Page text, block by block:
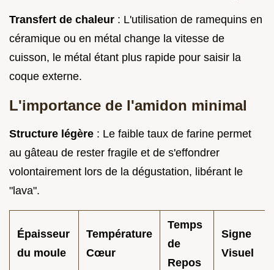
Transfert de chaleur : L'utilisation de ramequins en
céramique ou en métal change la vitesse de
cuisson, le métal étant plus rapide pour saisir la
coque externe.
L'importance de l'amidon minimal
Structure légère : Le faible taux de farine permet
au gâteau de rester fragile et de s'effondrer
volontairement lors de la dégustation, libérant le
"lava".
Épaisseur
du moule
Température
Cœur
Temps
de
Repos
Signe
Visuel